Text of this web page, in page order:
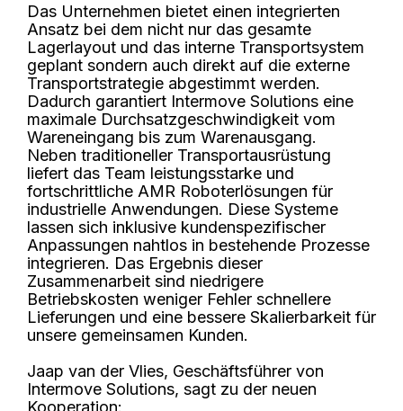
Das Unternehmen bietet einen integrierten
Ansatz bei dem nicht nur das gesamte
Lagerlayout und das interne Transportsystem
geplant sondern auch direkt auf die externe
Transportstrategie abgestimmt werden.
Dadurch garantiert Intermove Solutions eine
maximale Durchsatzgeschwindigkeit vom
Wareneingang bis zum Warenausgang.
Neben traditioneller Transportausrüstung
liefert das Team leistungsstarke und
fortschrittliche AMR Roboterlösungen für
industrielle Anwendungen. Diese Systeme
lassen sich inklusive kundenspezifischer
Anpassungen nahtlos in bestehende Prozesse
integrieren. Das Ergebnis dieser
Zusammenarbeit sind niedrigere
Betriebskosten weniger Fehler schnellere
Lieferungen und eine bessere Skalierbarkeit für
unsere gemeinsamen Kunden.
Jaap van der Vlies, Geschäftsführer von
Intermove Solutions, sagt zu der neuen
Kooperation: